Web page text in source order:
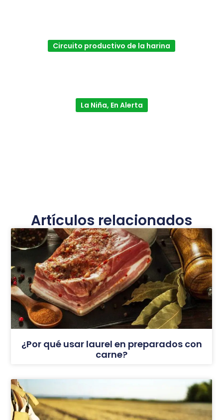
Circuito productivo de la harina
La Niña, En Alerta
Artículos relacionados
¿Por qué usar laurel en preparados con
carne?